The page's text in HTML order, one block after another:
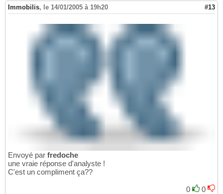
Immobilis, le 14/01/2005 à 19h20 #13
Envoyé par fredoche
une vraie réponse d'analyste !
C'est un compliment ça??
0 0